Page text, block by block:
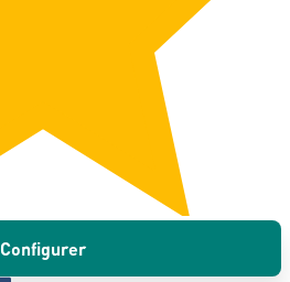
Configurer